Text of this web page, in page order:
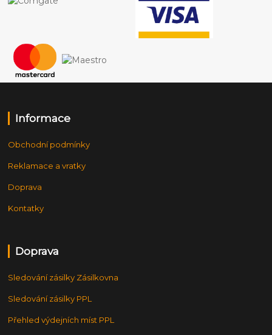
Informace
Obchodní podmínky
Reklamace a vratky
Doprava
Kontatky
Doprava
Sledování zásilky Zásilkovna
Sledování zásilky PPL
Přehled výdejních míst PPL